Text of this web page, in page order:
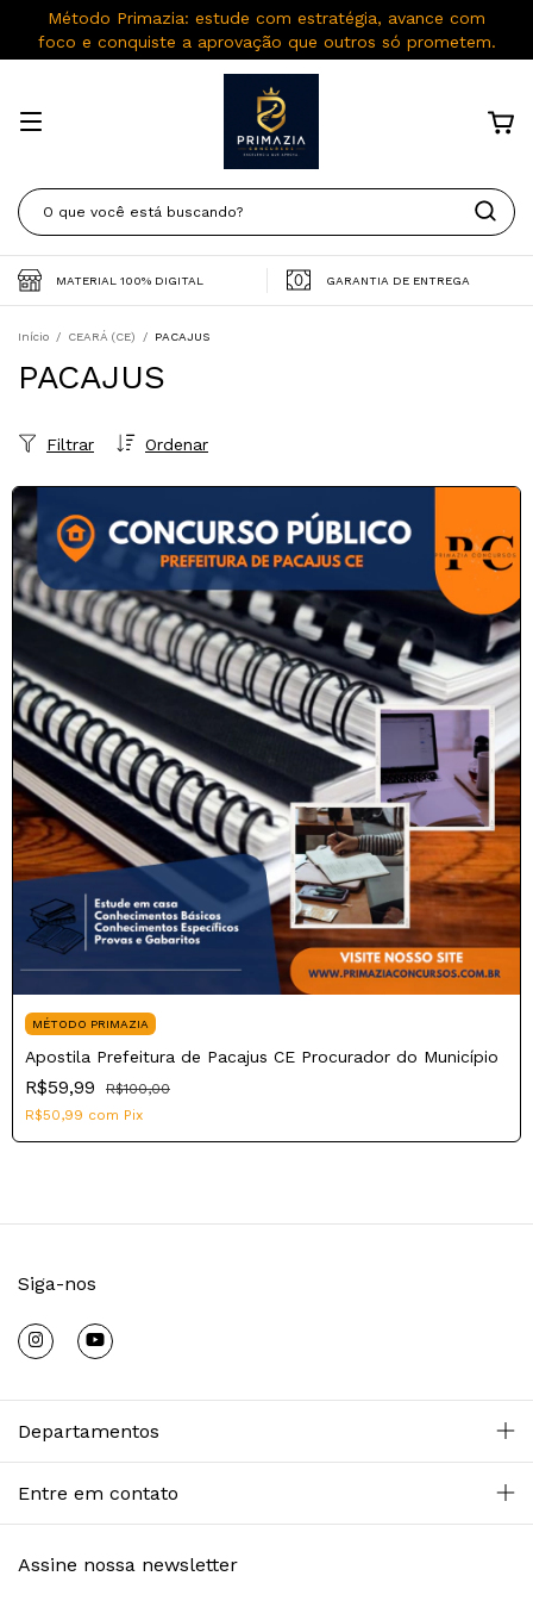
Método Primazia: estude com estratégia, avance com
foco e conquiste a aprovação que outros só prometem.
MATERIAL 100% DIGITAL GARANTIA DE ENTREGA
Início / CEARÁ (CE) / PACAJUS
PACAJUS
Ordenar
Filtrar
MÉTODO PRIMAZIA
Apostila Prefeitura de Pacajus CE Procurador do Município
R$59,99
R$100,00
R$50,99 com Pix
Siga-nos
Departamentos
Entre em contato
Assine nossa newsletter